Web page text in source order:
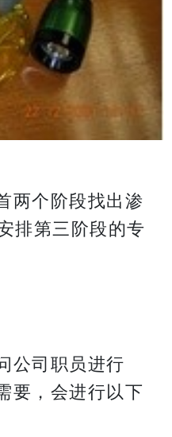
两个阶段找出渗
排第三阶段的专
公司职员进行
要，会进行以下